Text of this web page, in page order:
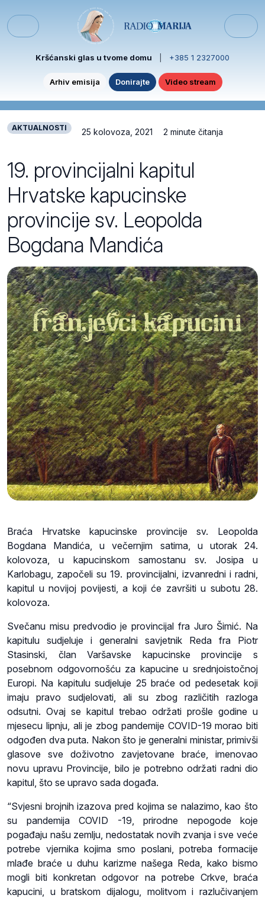
Menu
Kršćanski glas u tvome domu +385 1 2327000
Arhiv emisija Donirajte Video stream
AKTUALNOSTI 25 kolovoza, 2021 2 minute čitanja
19. provincijalni kapitul
Hrvatske kapucinske
provincije sv. Leopolda
Bogdana Mandića
Braća Hrvatske kapucinske provincije sv. Leopolda
Bogdana Mandića, u večernjim satima, u utorak 24.
kolovoza, u kapucinskom samostanu sv. Josipa u
Karlobagu, započeli su 19. provincijalni, izvanredni i radni,
kapitul u novijoj povijesti, a koji će završiti u subotu 28.
kolovoza.
Svečanu misu predvodio je provincijal fra Juro Šimić. Na
kapitulu sudjeluje i generalni savjetnik Reda fra Piotr
Stasinski, član Varšavske kapucinske provincije s
posebnom odgovornošću za kapucine u srednjoistočnoj
Europi. Na kapitulu sudjeluje 25 braće od pedesetak koji
imaju pravo sudjelovati, ali su zbog različitih razloga
odsutni. Ovaj se kapitul trebao održati prošle godine u
mjesecu lipnju, ali je zbog pandemije COVID-19 morao biti
odgođen dva puta. Nakon što je generalni ministar, primivši
glasove sve doživotno zavjetovane braće, imenovao
novu upravu Provincije, bilo je potrebno održati radni dio
kapitul, što se upravo sada događa.
“Svjesni brojnih izazova pred kojima se nalazimo, kao što
su pandemija COVID -19, prirodne nepogode koje
pogađaju našu zemlju, nedostatak novih zvanja i sve veće
potrebe vjernika kojima smo poslani, potreba formacije
mlađe braće u duhu karizme našega Reda, kako bismo
mogli biti konkretan odgovor na potrebe Crkve, braća
kapucini, u bratskom dijalogu, molitvom i razlučivanjem